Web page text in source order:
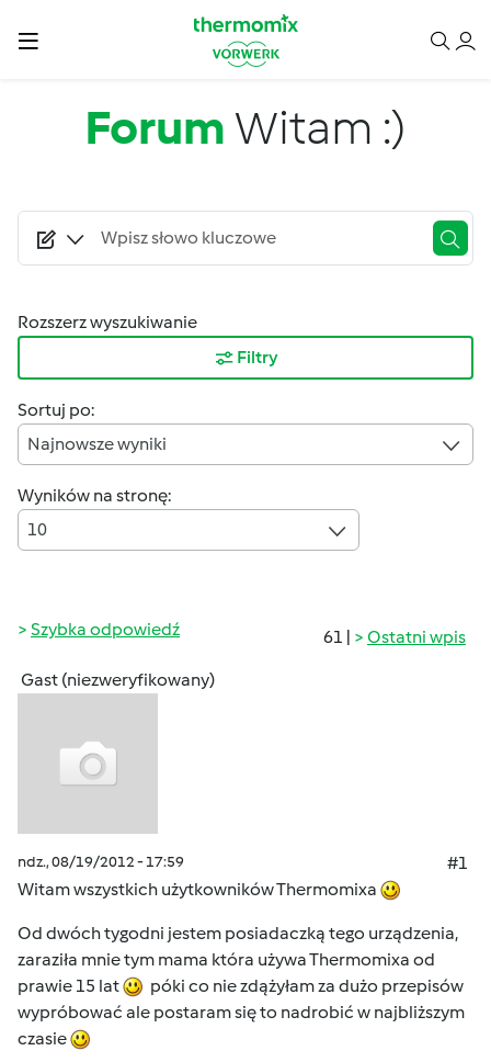
Forum Witam :)
Rozszerz wyszukiwanie
Filtry
Sortuj po:
Najnowsze wyniki
Wyników na stronę:
10
61 | Ostatni wpis
Szybka odpowiedź
Gast (niezweryfikowany)
ndz., 08/19/2012 - 17:59
#1
Witam wszystkich użytkowników Thermomixa
Od dwóch tygodni jestem posiadaczką tego urządzenia,
zaraziła mnie tym mama która używa Thermomixa od
prawie 15 lat
póki co nie zdążyłam za dużo przepisów
wypróbować ale postaram się to nadrobić w najbliższym
czasie